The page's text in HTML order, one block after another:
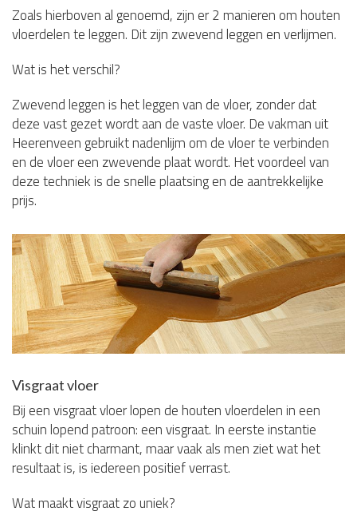
Zoals hierboven al genoemd, zijn er 2 manieren om houten
vloerdelen te leggen. Dit zijn zwevend leggen en verlijmen.
Wat is het verschil?
Zwevend leggen is het leggen van de vloer, zonder dat
deze vast gezet wordt aan de vaste vloer. De vakman uit
Heerenveen gebruikt nadenlijm om de vloer te verbinden
en de vloer een zwevende plaat wordt. Het voordeel van
deze techniek is de snelle plaatsing en de aantrekkelijke
prijs.
Visgraat vloer
Bij een visgraat vloer lopen de houten vloerdelen in een
schuin lopend patroon: een visgraat. In eerste instantie
klinkt dit niet charmant, maar vaak als men ziet wat het
resultaat is, is iedereen positief verrast.
Wat maakt visgraat zo uniek?